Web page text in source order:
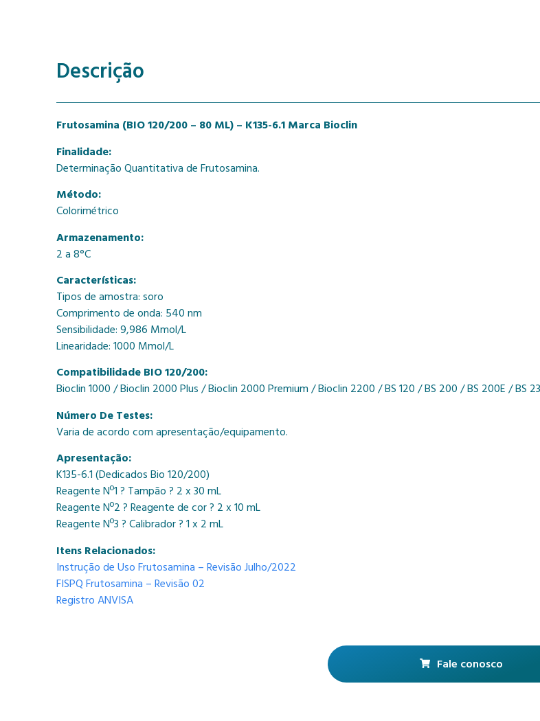
Descrição
Frutosamina (BIO 120/200 – 80 ML) – K135-6.1 Marca Bioclin
Finalidade:
Determinação Quantitativa de Frutosamina.
Método:
Colorimétrico
Armazenamento:
2 a 8°C
Características:
Tipos de amostra: soro
Comprimento de onda: 540 nm
Sensibilidade: 9,986 Mmol/L
Linearidade: 1000 Mmol/L
Compatibilidade BIO 120/200:
Bioclin 1000 / Bioclin 2000 Plus / Bioclin 2000 Premium / Bioclin 2200 / BS 120 / BS 200 / BS 200E / BS
Número De Testes:
Varia de acordo com apresentação/equipamento.
Apresentação:
K135-6.1 (Dedicados Bio 120/200)
Reagente Nº1 ? Tampão ? 2 x 30 mL
Reagente Nº2 ? Reagente de cor ? 2 x 10 mL
Reagente Nº3 ? Calibrador ? 1 x 2 mL
Itens Relacionados:
Instrução de Uso Frutosamina – Revisão Julho/2022
FISPQ Frutosamina – Revisão 02
Registro ANVISA
Fale conosco